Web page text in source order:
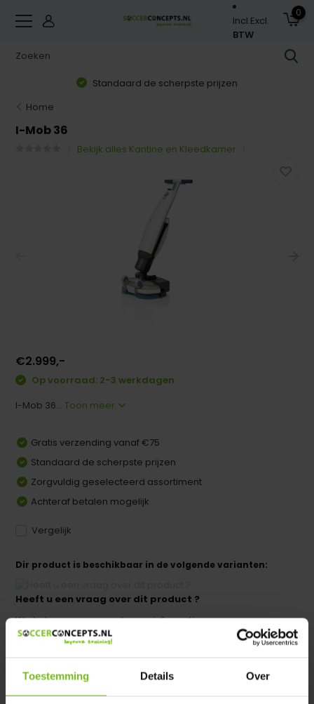
Toestemming Details Over
Incl.Excl.
BTW
0
Standaard de scherpste prijzen
Home
I-Mob 36
Bekijk alles Kantine en Kleedkamer
€2.999,-
Op voorraad: 2-3 werkdagen
I-Mob 36...Toon meer
Gratis verzending vanaf €75
Standaard de scherpste prijzen
Zorgvuldig geselecteerd assortiment
Achteraf betalen mogelijk
Vergelijk
Dir product is beschikbaar in de volgende varianten:
Heeft u een vraag over dit product ?
We helpen u graag met meer informatie
Verstuur email